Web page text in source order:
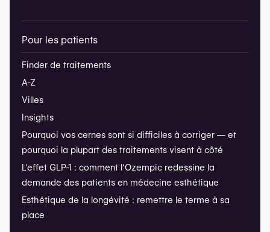
Pour les patients
Finder de traitements
A-Z
Villes
Insights
Pourquoi vos cernes sont si difficiles à corriger — et
pourquoi la plupart des traitements visent à côté
L'effet GLP-1 : comment l'Ozempic redessine la
demande des patients en médecine esthétique
Esthétique de la longévité : remettre le terme à sa
place